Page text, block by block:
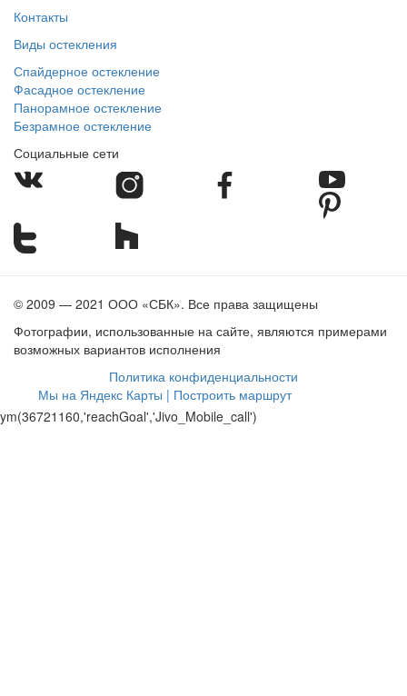
Контакты
Виды остекления
Спайдерное остекление
Фасадное остекление
Панорамное остекление
Безрамное остекление
Социальные сети
© 2009 — 2021 ООО «СБК». Все права защищены
Фотографии, использованные на сайте, являются примерами
возможных вариантов исполнения
Политика конфиденциальности
Мы на Яндекс Карты | Построить маршрут
ym(36721160,'reachGoal','Jivo_Mobile_call')